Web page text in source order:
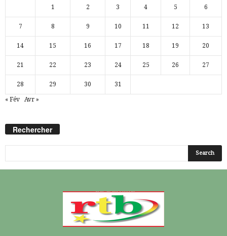
1 2 3 4 5 6
7 8 9 10 11 12 13
14 15 16 17 18 19 20
21 22 23 24 25 26 27
28 29 30 31
« Fév Avr »
Rechercher